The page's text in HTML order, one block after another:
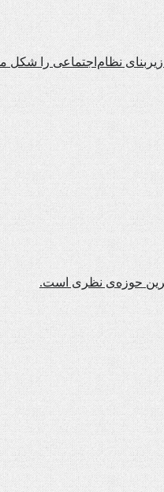
نظام‌اجتماعی را شکل
حوزه‌ی نظری است.